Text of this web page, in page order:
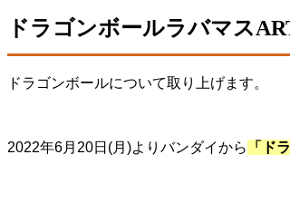
ドラゴンボールラバマス
ドラゴンボールについて取り上げます。
2022年6月20日(月)よりバンダイから 「ド